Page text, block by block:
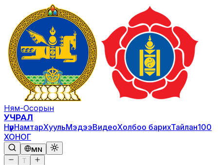
Ням-Осорын
УЧРАЛ
НүүрНамтарХуульМэдээВидеоХолбоо барихТайлан100
ХОНОГ
MN
T